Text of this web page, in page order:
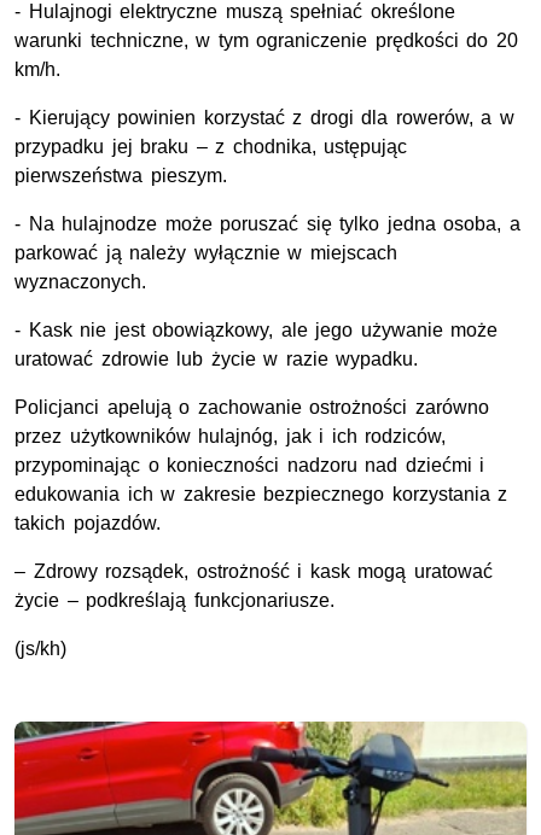
- Hulajnogi elektryczne muszą spełniać określone
warunki techniczne, w tym ograniczenie prędkości do 20
km/h.
- Kierujący powinien korzystać z drogi dla rowerów, a w
przypadku jej braku – z chodnika, ustępując
pierwszeństwa pieszym.
- Na hulajnodze może poruszać się tylko jedna osoba, a
parkować ją należy wyłącznie w miejscach
wyznaczonych.
- Kask nie jest obowiązkowy, ale jego używanie może
uratować zdrowie lub życie w razie wypadku.
Policjanci apelują o zachowanie ostrożności zarówno
przez użytkowników hulajnóg, jak i ich rodziców,
przypominając o konieczności nadzoru nad dziećmi i
edukowania ich w zakresie bezpiecznego korzystania z
takich pojazdów.
– Zdrowy rozsądek, ostrożność i kask mogą uratować
życie – podkreślają funkcjonariusze.
(js/kh)